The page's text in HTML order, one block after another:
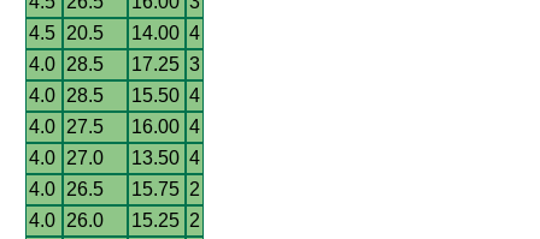
4.5
20.5 14.00 4
4.0
28.5 17.25 3
4.0
28.5 15.50 4
4.0
27.5 16.00 4
4.0
27.0 13.50 4
4.0
26.5 15.75 2
4.0
26.0 15.25 2